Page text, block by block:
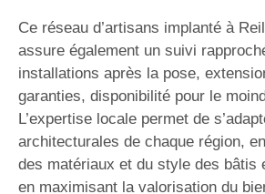
Ce réseau d’artisans implanté à
assure également un suivi
installations après la pose,
garanties, disponibilité pour le
L’expertise locale permet de
architecturales de chaque région,
des matériaux et du style des bâtis
en maximisant la valorisation du